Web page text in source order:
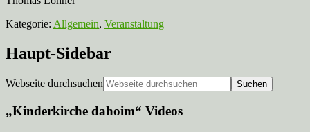
Kategorie: Allgemein, Veranstaltung
Haupt-Sidebar
Webseite durchsuchen
„Kinderkirche dahoim“ Videos